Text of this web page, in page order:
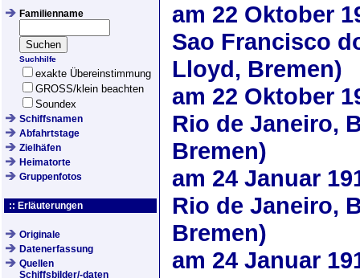
Familienname
Suchhilfe
exakte Übereinstimmung
GROSS/klein beachten
Soundex
Schiffsnamen
Abfahrtstage
Zielhäfen
Heimatorte
Gruppenfotos
:: Erläuterungen
Originale
Datenerfassung
Quellen
Schiffsbilder/-daten
am 22 Oktober
Sao Francisco
Lloyd, Bremen)
am 22 Oktober
Rio de Janeiro,
Bremen)
am 24 Januar
Rio de Janeiro,
Bremen)
am 24 Januar